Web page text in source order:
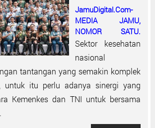
JamuDigital.Com-
MEDIA JAMU,
NOMOR SATU.
Sektor kesehatan
nasional
tantangan yang semakin komplek
untuk itu perlu adanya sinergi yang
Kemenkes dan TNI untuk bersama